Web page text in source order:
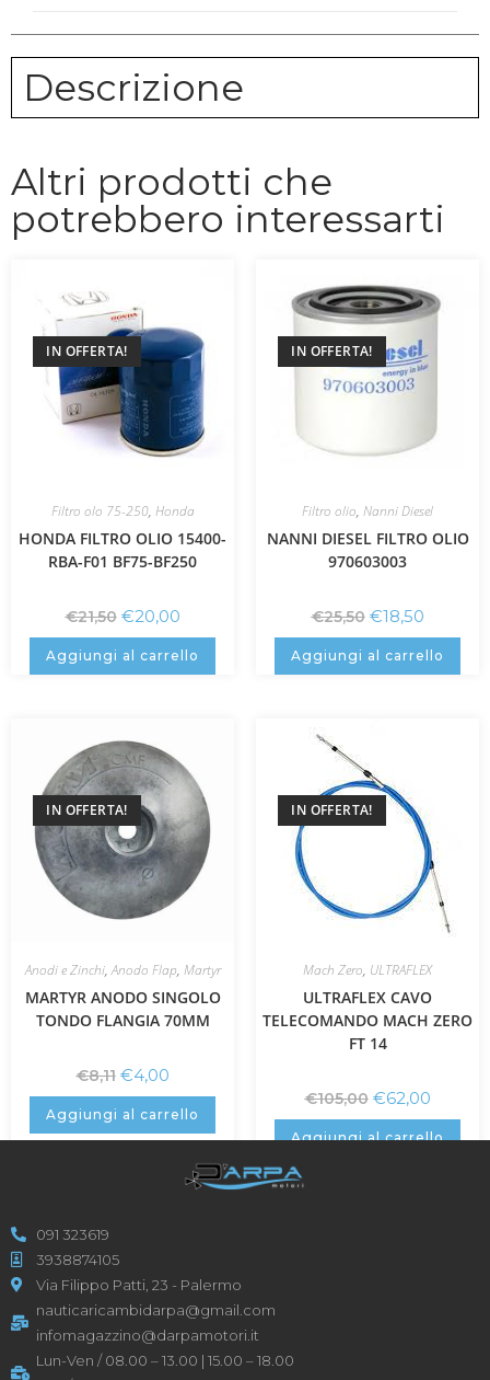
Descrizione
Altri prodotti che
potrebbero interessarti
IN OFFERTA!
Filtro olo 75-250, Honda
HONDA FILTRO OLIO 15400-
RBA-F01 BF75-BF250
€21,50 €20,00
Aggiungi al carrello
IN OFFERTA!
Filtro olio, Nanni Diesel
NANNI DIESEL FILTRO OLIO
970603003
€25,50 €18,50
Aggiungi al carrello
IN OFFERTA!
Anodi e Zinchi,Anodo Flap, Martyr
MARTYR ANODO SINGOLO
TONDO FLANGIA 70MM
€8,11 €4,00
Aggiungi al carrello
IN OFFERTA!
Mach Zero, ULTRAFLEX
ULTRAFLEX CAVO
TELECOMANDO MACH ZERO
FT 14
€105,00 €62,00
Aggiungi al carrello
091 323619
3938874105
Via Filippo Patti, 23 - Palermo
nauticaricambidarpa@gmail.com
infomagazzino@darpamotori.it
Lun-Ven / 08.00 – 13.00 | 15.00 – 18.00